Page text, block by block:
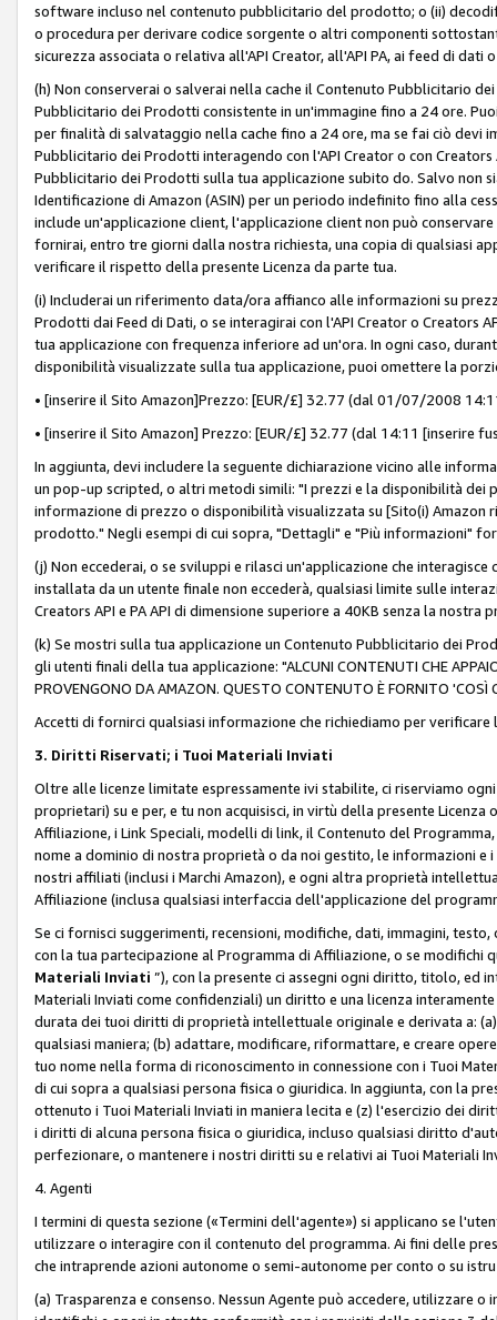
software incluso nel contenuto pubblicitario del prodotto; o (ii)
o procedura per derivare codice sorgente o altri componenti
sicurezza associata o relativa all'API Creator, all'API PA, ai feed di
(h) Non conserverai o salverai nella cache il Contenuto Pubblicitario
Pubblicitario dei Prodotti consistente in un'immagine fino a 24 ore.
per finalità di salvataggio nella cache fino a 24 ore, ma se fai ciò
Pubblicitario dei Prodotti interagendo con l'API Creator o con
Pubblicitario dei Prodotti sulla tua applicazione subito do. Salvo non
Identificazione di Amazon (ASIN) per un periodo indefinito fino alla
include un'applicazione client, l'applicazione client non può
fornirai, entro tre giorni dalla nostra richiesta, una copia di qualsiasi
verificare il rispetto della presente Licenza da parte tua.
(i) Includerai un riferimento data/ora affianco alle informazioni su
Prodotti dai Feed di Dati, o se interagirai con l'API Creator o Creators
tua applicazione con frequenza inferiore ad un'ora. In ogni caso,
disponibilità visualizzate sulla tua applicazione, puoi omettere la
• [inserire il Sito Amazon]Prezzo: [EUR/£] 32.77 (dal 01/07/2008
• [inserire il Sito Amazon] Prezzo: [EUR/£] 32.77 (dal 14:11 [inserire
In aggiunta, devi includere la seguente dichiarazione vicino alle
un pop-up scripted, o altri metodi simili: "I prezzi e la disponibilità
informazione di prezzo o disponibilità visualizzata su [Sito(i)
prodotto." Negli esempi di cui sopra, "Dettagli" e "Più informazioni"
(j) Non eccederai, o se sviluppi e rilasci un'applicazione che interagisce
installata da un utente finale non eccederà, qualsiasi limite sulle
Creators API e PA API di dimensione superiore a 40KB senza la nostra
(k) Se mostri sulla tua applicazione un Contenuto Pubblicitario dei
gli utenti finali della tua applicazione: "ALCUNI CONTENUTI CHE
PROVENGONO DA AMAZON. QUESTO CONTENUTO È FORNITO
Accetti di fornirci qualsiasi informazione che richiediamo per
3. Diritti Riservati; i Tuoi Materiali Inviati
Oltre alle licenze limitate espressamente ivi stabilite, ci riserviamo
proprietari) su e per, e tu non acquisisci, in virtù della presente
Affiliazione, i Link Speciali, modelli di link, il Contenuto del
nome a dominio di nostra proprietà o da noi gestito, le informazioni e
nostri affiliati (inclusi i Marchi Amazon), e ogni altra proprietà
Affiliazione (inclusa qualsiasi interfaccia dell'applicazione del
Se ci fornisci suggerimenti, recensioni, modifiche, dati, immagini,
con la tua partecipazione al Programma di Affiliazione, o se modifichi
Materiali Inviati ”), con la presente ci assegni ogni diritto, titolo, ed
Materiali Inviati come confidenziali) un diritto e una licenza
durata dei tuoi diritti di proprietà intellettuale originale e derivata a:
qualsiasi maniera; (b) adattare, modificare, riformattare, e creare
tuo nome nella forma di riconoscimento in connessione con i Tuoi
di cui sopra a qualsiasi persona fisica o giuridica. In aggiunta, con la
ottenuto i Tuoi Materiali Inviati in maniera lecita e (z) l'esercizio dei
i diritti di alcuna persona fisica o giuridica, incluso qualsiasi diritto
perfezionare, o mantenere i nostri diritti su e relativi ai Tuoi Materiali
4. Agenti
I termini di questa sezione («Termini dell'agente») si applicano se
utilizzare o interagire con il contenuto del programma. Ai fini delle
che intraprende azioni autonome o semi-autonome per conto o su
(a) Trasparenza e consenso. Nessun Agente può accedere, utilizzare